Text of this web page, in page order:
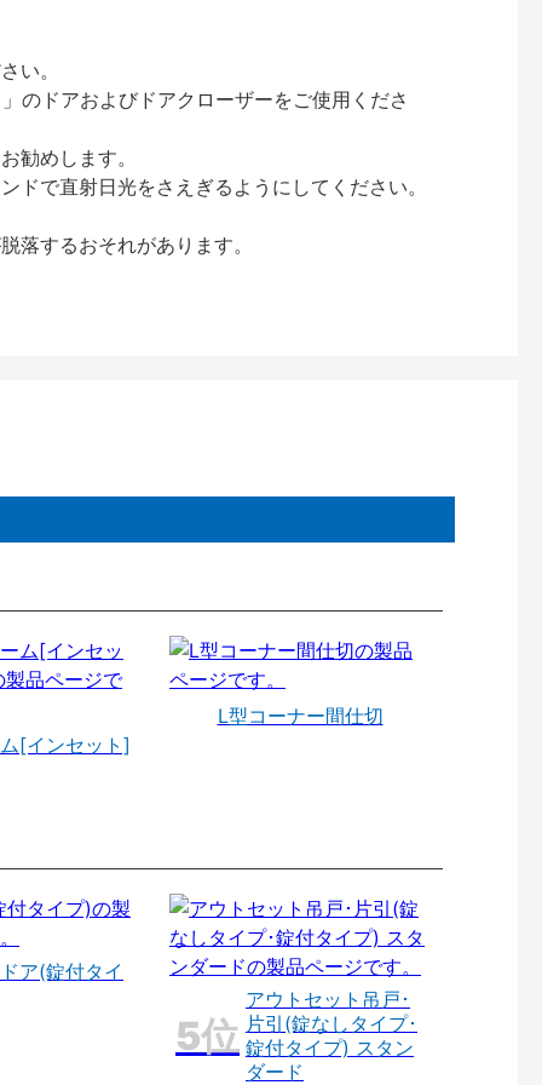
い。
のドアおよびドアクローザーをご使用くださ
勧めします。
で直射日光をさえぎるようにしてください。
するおそれがあります。
[インセット]
L型コーナー間仕切
ア(錠付タイ
アウトセット吊戸･
片引(錠なしタイプ･
錠付タイプ) スタン
ダード